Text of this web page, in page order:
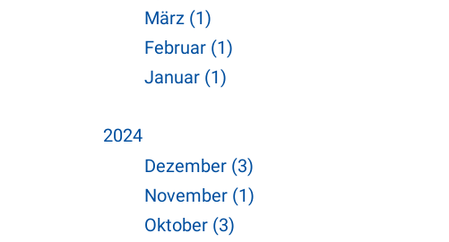
März (1)
Februar (1)
Januar (1)
2024
Dezember (3)
November (1)
Oktober (3)